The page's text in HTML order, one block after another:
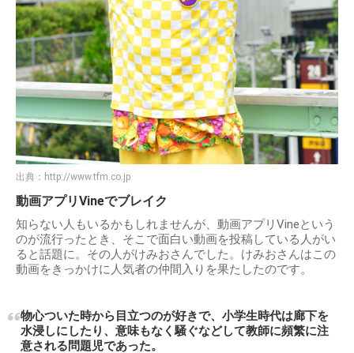
出典： http://www.tfm.co.jp
動画アプリVineでブレイク
知らない人もいるかもしれませんが、動画アプリVineという
のが流行ったとき、そこで面白い動画を投稿している人がい
ると話題に。その人がけみおさんでした。けみおさんはこの
動画をきっかけに人気者の仲間入りを果たしたのです。
物心ついた時から目立つのが好きで、小学生時代は廊下を
水浸しにしたり、意味もなく騒ぐなどして教師に頻繁に注
意される問題児であった。